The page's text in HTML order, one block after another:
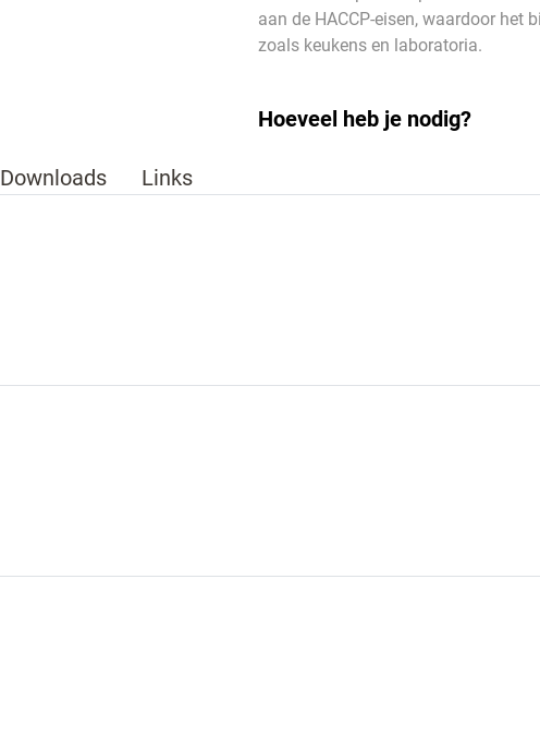
aan de HACCP-eisen, waardoor het
zoals keukens en laboratoria.
Hoeveel heb je nodig?
Downloads Links